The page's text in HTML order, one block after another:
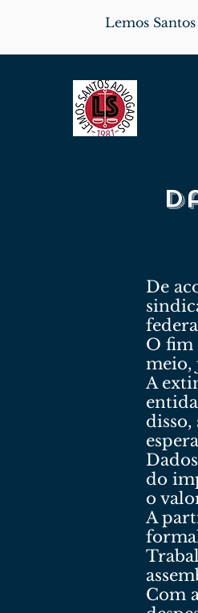
Lemos
De
O fim
meio,
A
do
o
A
Com